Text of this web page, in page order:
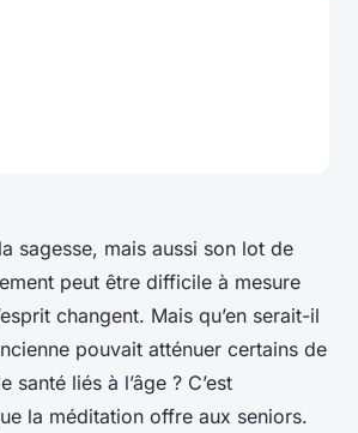
sagesse, mais aussi son lot de
peut être difficile à mesure
changent. Mais qu’en serait-il
pouvait atténuer certains de
santé liés à l’âge ? C’est
la méditation offre aux seniors.